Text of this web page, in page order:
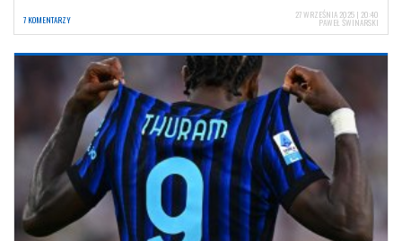
7 KOMENTARZY 27 WRZEŚNIA 2025 | 20:40
PAWEŁ ŚWINARSKI